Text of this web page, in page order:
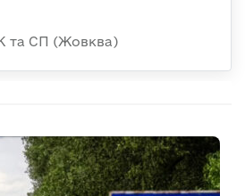
та СП (Жовква)